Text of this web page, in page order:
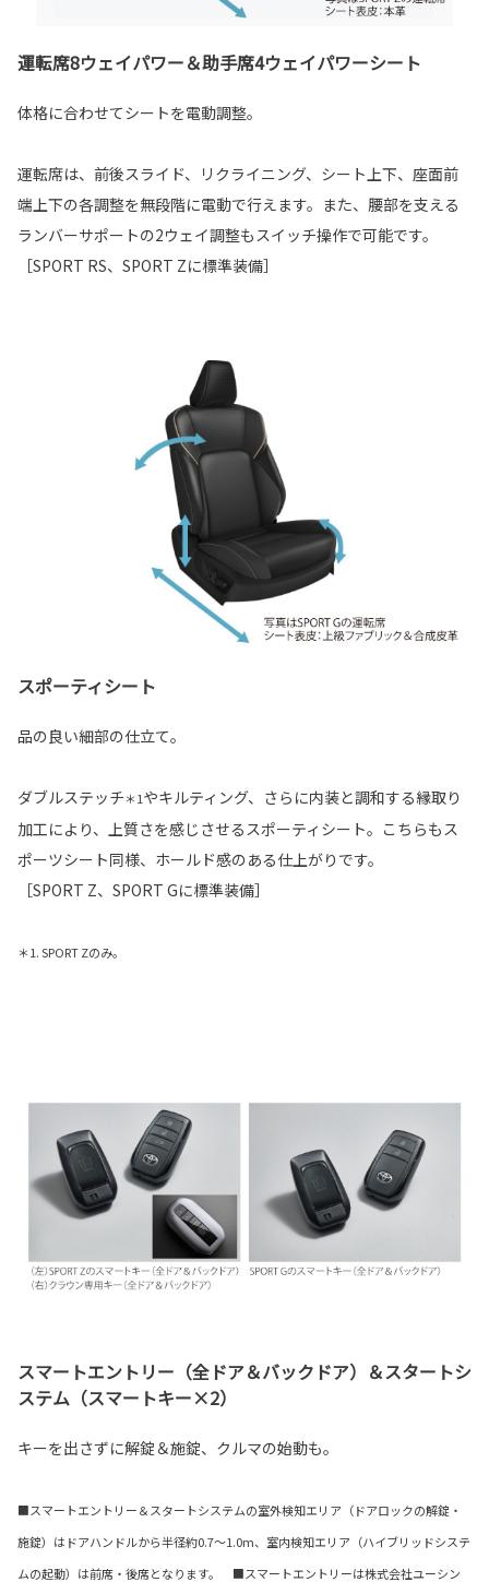
運転席8ウェイパワー＆助手席4ウェイパワーシート
体格に合わせてシートを電動調整。
運転席は、前後スライド、リクライニング、シート上下、座面前
端上下の各調整を無段階に電動で行えます。また、腰部を支える
ランバーサポートの2ウェイ調整もスイッチ操作で可能です。
［SPORT RS、SPORT Zに標準装備］
スポーティシート
品の良い細部の仕立て。
ダブルステッチ＊1やキルティング、さらに内装と調和する縁取り
加工により、上質さを感じさせるスポーティシート。こちらもス
ポーツシート同様、ホールド感のある仕上がりです。
［SPORT Z、SPORT Gに標準装備］
＊1. SPORT Zのみ。
スマートエントリー（全ドア＆バックドア）＆スタートシ
ステム（スマートキー×2）
キーを出さずに解錠＆施錠、クルマの始動も。
■スマートエントリー＆スタートシステムの室外検知エリア（ドアロックの解錠・
施錠）はドアハンドルから半径約0.7〜1.0m、室内検知エリア（ハイブリッドシステ
ムの起動）は前席・後席となります。 ■スマートエントリーは株式会社ユーシン